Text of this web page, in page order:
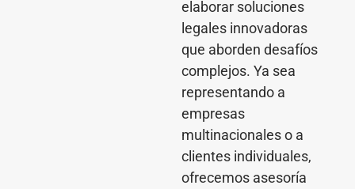
elaborar soluciones
legales innovadoras
que aborden desafíos
complejos. Ya sea
representando a
empresas
multinacionales o a
clientes individuales,
ofrecemos asesoría